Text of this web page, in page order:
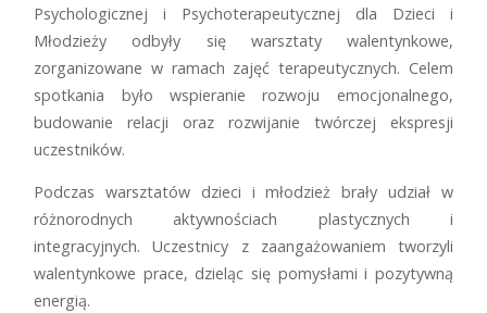
Psychologicznej i Psychoterapeutycznej dla Dzieci i
Młodzieży odbyły się warsztaty walentynkowe,
zorganizowane w ramach zajęć terapeutycznych. Celem
spotkania było wspieranie rozwoju emocjonalnego,
budowanie relacji oraz rozwijanie twórczej ekspresji
uczestników.
Podczas warsztatów dzieci i młodzież brały udział w
różnorodnych aktywnościach plastycznych i
integracyjnych. Uczestnicy z zaangażowaniem tworzyli
walentynkowe prace, dzieląc się pomysłami i pozytywną
energią.